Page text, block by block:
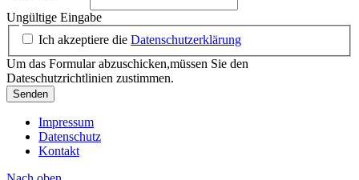
Ungültige Eingabe
Ich akzeptiere die Datenschutzerklärung
Um das Formular abzuschicken,müssen Sie den
Dateschutzrichtlinien zustimmen.
Senden
Impressum
Datenschutz
Kontakt